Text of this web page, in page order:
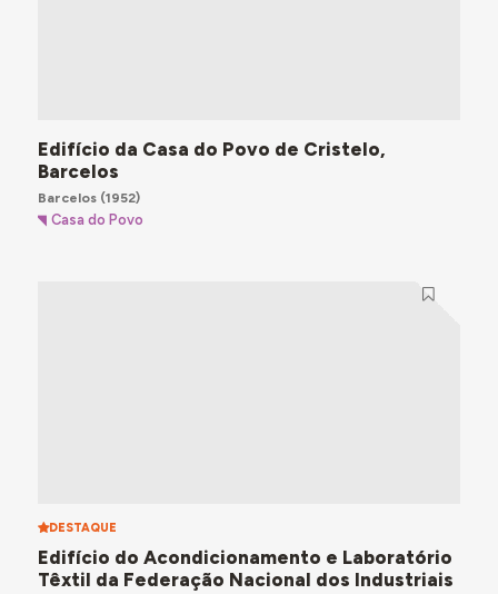
Edifício da Casa do Povo de Cristelo,
Barcelos
Barcelos(1952)
Casa do Povo
DESTAQUE
Edifício do Acondicionamento e Laboratório
Têxtil da Federação Nacional dos Industriais